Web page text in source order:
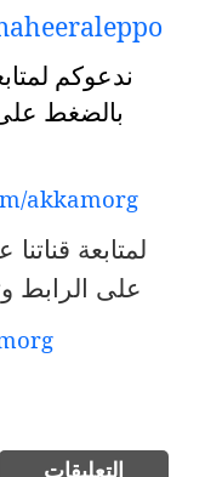
ندعوكم
بالضغط على
akkamorg/
لمتابعة قناتنا
على الرابط
التعليقات